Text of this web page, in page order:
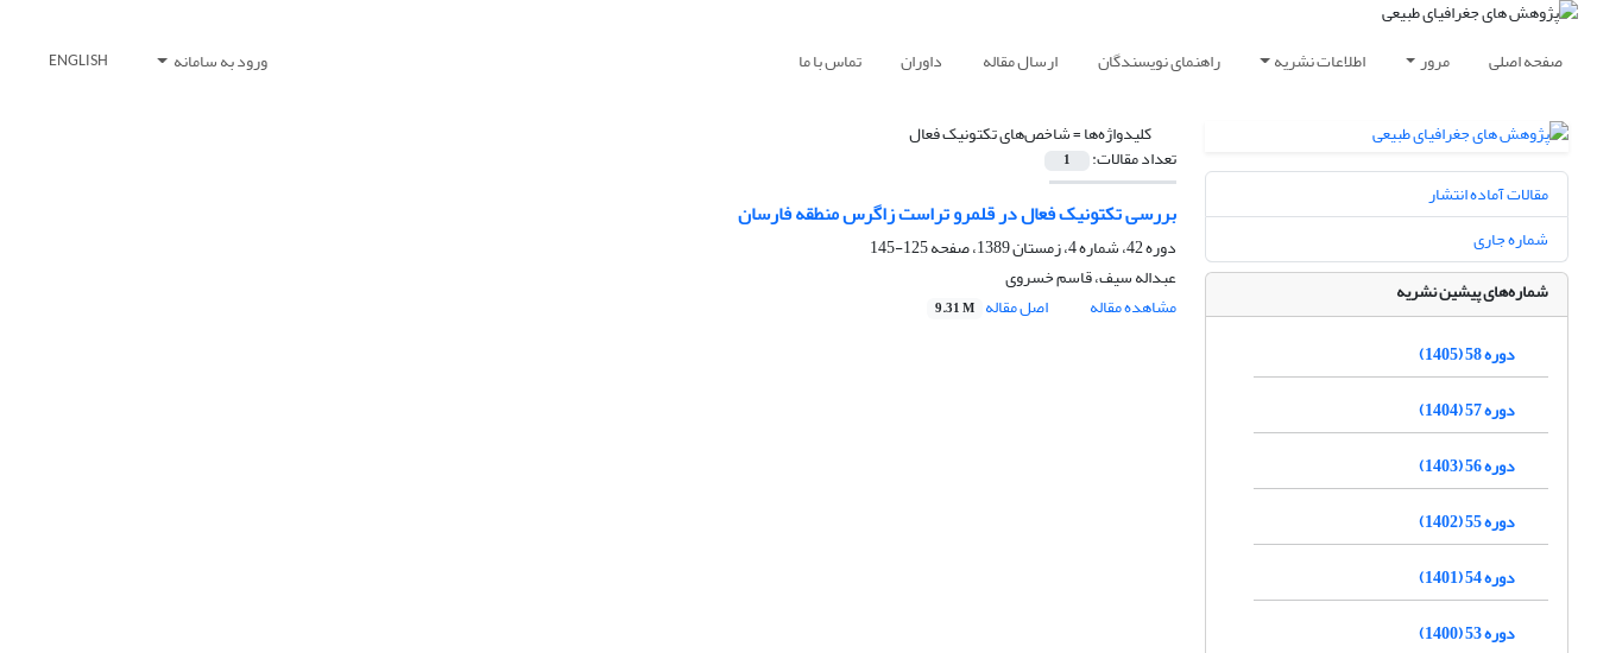
صفحه اصلی مرور اطلاعات نشریه راهنمای نویسندگان ارسال مقاله داوران تماس با ما ورود به سامانه ENGLISH
کلیدواژه‌ها =شاخص‌های تکتونیک فعال
تعداد مقالات: 1
بررسی تکتونیک فعال در قلمرو تراست زاگرس منطقه فارسان
دوره 42، شماره 4، زمستان 1389، صفحه
125-145
عبداله سیف، قاسم خسروی
مشاهده مقاله
اصل مقاله 9.31 M
مقالات آماده انتشار
شماره جاری
شماره‌های پیشین نشریه
دوره 58 (1405)
دوره 57 (1404)
دوره 56 (1403)
دوره 55 (1402)
دوره 54 (1401)
دوره 53 (1400)